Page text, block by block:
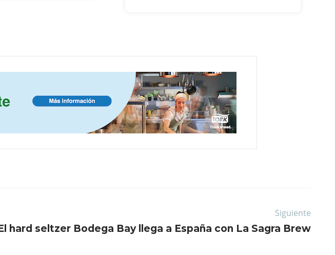
Siguiente
hard seltzer Bodega Bay llega a España con La Sagra Brew